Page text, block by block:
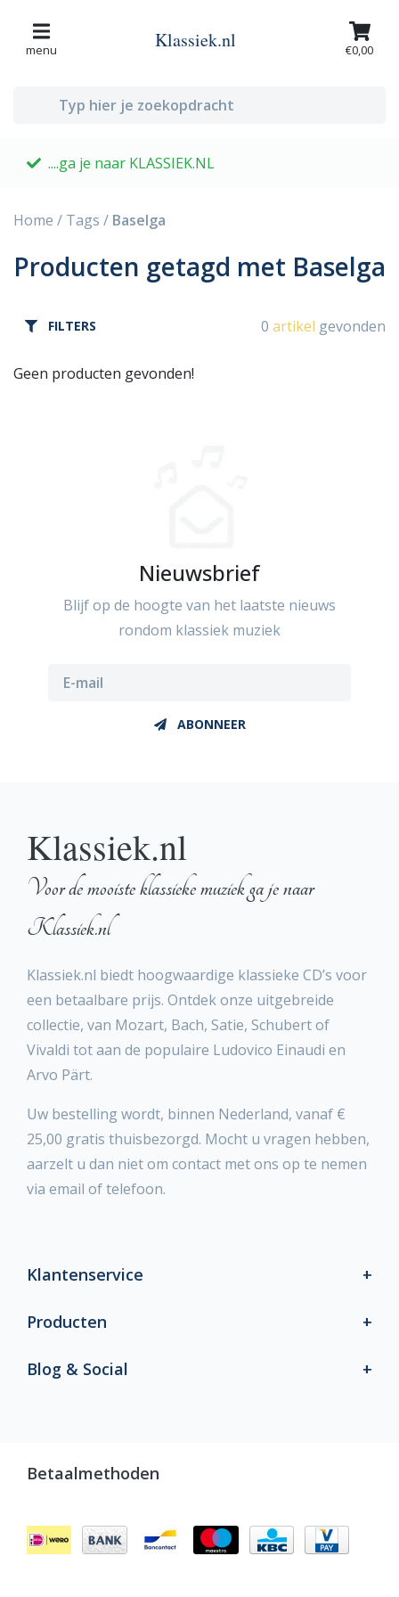
menu Klassiek.nl €0,00
....ga je naar KLASSIEK.NL
Home / Tags / Baselga
Producten getagd met Baselga
FILTERS 0 artikel gevonden
Geen producten gevonden!
Nieuwsbrief
Blijf op de hoogte van het laatste nieuws
rondom klassiek muziek
ABONNEER
Klassiek.nl
Voor de mooiste klassieke muziek ga je naar
Klassiek.nl
Klassiek.nl biedt hoogwaardige klassieke CD’s voor
een betaalbare prijs. Ontdek onze uitgebreide
collectie, van Mozart, Bach, Satie, Schubert of
Vivaldi tot aan de populaire Ludovico Einaudi en
Arvo Pärt.
Uw bestelling wordt, binnen Nederland, vanaf €
25,00 gratis thuisbezorgd. Mocht u vragen hebben,
aarzelt u dan niet om contact met ons op te nemen
via email of telefoon.
Klantenservice
Producten
Blog & Social
Betaalmethoden